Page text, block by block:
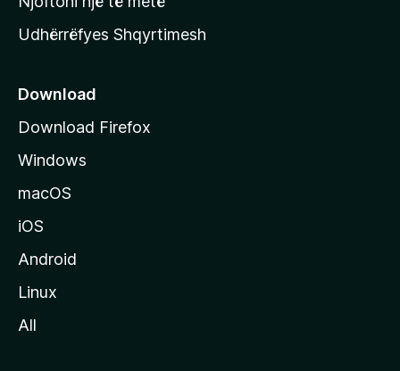
ë
e
M
o
l
l
s
Udhërrëfyes Shqyrtimesh
Download
Download Firefox
Windows
macOS
iOS
Android
Linux
All